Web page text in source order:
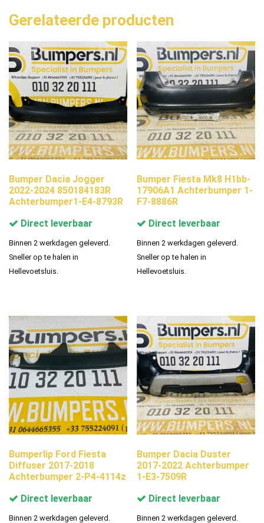
Gerelateerde producten
Bumper Dacia Jogger
2022-2024 850184183R
Achterbumper1-E4-8793R
Direct leverbaar
Binnen 2 werkdagen geleverd.
Sneller op te halen in
Hellevoetsluis.
Bumper Fiesta Mk8 H1bb-
17906A1 Achterbumper 1-
F7-8886R
Direct leverbaar
Binnen 2 werkdagen geleverd.
Sneller op te halen in
Hellevoetsluis.
Bumperlip Ford Fiesta
Diffuser 2017-2018
Achterbumper 2-P4-4114z
Direct leverbaar
Binnen 2 werkdagen geleverd.
Bumper Dacia Duster
2017-2022 Achterbumper
1-E3-7509R
Direct leverbaar
Binnen 2 werkdagen geleverd.